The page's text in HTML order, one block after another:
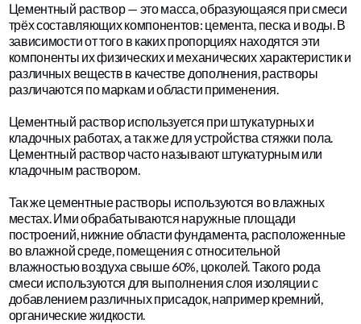
Цементный раствор — это масса, образующаяся при смеси
трёх составляющих компонентов: цемента, песка и воды. В
зависимости от того в каких пропорциях находятся эти
компоненты их физических и механических характеристик и
различных веществ в качестве дополнения, растворы
различаются по маркам и области применения.
Цементный раствор используется при штукатурных и
кладочных работах, а так же для устройства стяжки пола.
Цементный раствор часто называют штукатурным или
кладочным раствором.
Так же цементные растворы используются во влажных
местах. Ими обрабатываются наружные площади
построений, нижние области фундамента, расположенные
во влажной среде, помещения с относительной
влажностью воздуха свыше 60%, цоколей. Такого рода
смеси используются для выполнения слоя изоляции с
добавлением различных присадок, например кремний,
органические жидкости.